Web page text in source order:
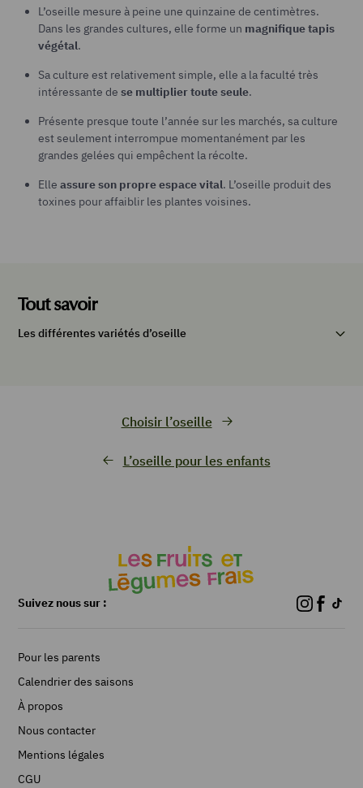
L’oseille mesure à peine une quinzaine de centimètres.
Dans les grandes cultures, elle forme un magnifique tapis
végétal.
Sa culture est relativement simple, elle a la faculté très
intéressante de se multiplier toute seule.
Présente presque toute l’année sur les marchés, sa culture
est seulement interrompue momentanément par les
grandes gelées qui empêchent la récolte.
Elle assure son propre espace vital. L’oseille produit des
toxines pour affaiblir les plantes voisines.
Tout savoir
Les différentes variétés d’oseille
L’oseille pour les enfants
Choisir l’oseille
Suivez nous sur :
Pour les parents
Calendrier des saisons
À propos
Nous contacter
Mentions légales
CGU